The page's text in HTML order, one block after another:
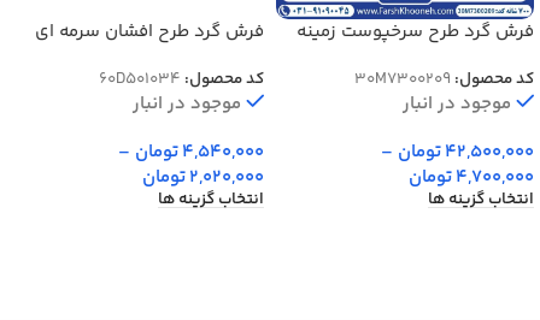
فرش گرد طرح سرخپوست زمینه
کد محصول: 30M7300209
موجود در انبار
42,500,000تومان –
4,700,000تومان
انتخاب گزینه ها
فرش گرد طرح افشان سرمه ای
کد محصول: 60D501034
موجود در انبار
4,540,000تومان –
2,020,000تومان
انتخاب گزینه ها